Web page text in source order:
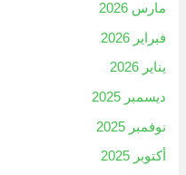
مارس 2026
فبراير 2026
يناير 2026
ديسمبر 2025
نوفمبر 2025
أكتوبر 2025